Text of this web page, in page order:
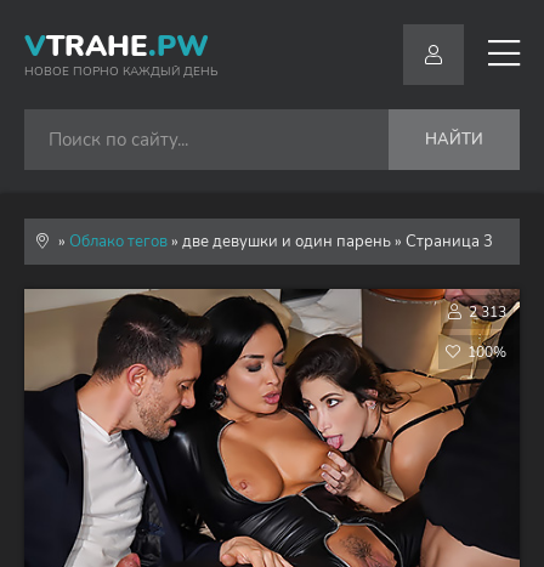
VTRAHE.PW
НОВОЕ ПОРНО КАЖДЫЙ ДЕНЬ
НАЙТИ
» Облако тегов» две девушки и один парень » Страница 3
2 313
100%